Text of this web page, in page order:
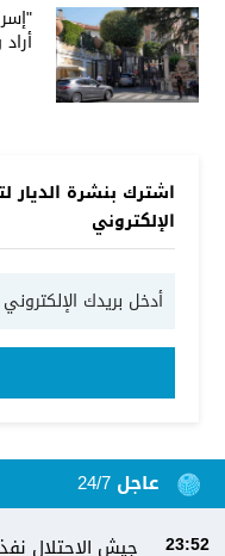
اشترك بنشرة الديار
الإلكتروني
عاجل 24/7
23:52 جيش الاحتلال